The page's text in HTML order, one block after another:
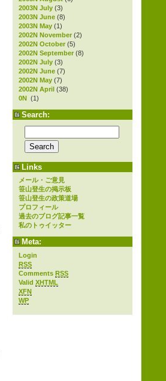
2003N July (3)
2003N June (8)
2003N May (1)
2002N November (2)
2002N October (5)
2002N September (8)
2002N July (3)
2002N June (7)
2002N May (7)
2002N April (38)
0N (1)
Search:
Links
メール・ご意見
笹山登生の掲示板
笹山登生の政策道場
プロフィール
過去のブログ記事一覧
私のトゥイッター
Meta:
Login
RSS
Comments RSS
Valid XHTML
XFN
WP